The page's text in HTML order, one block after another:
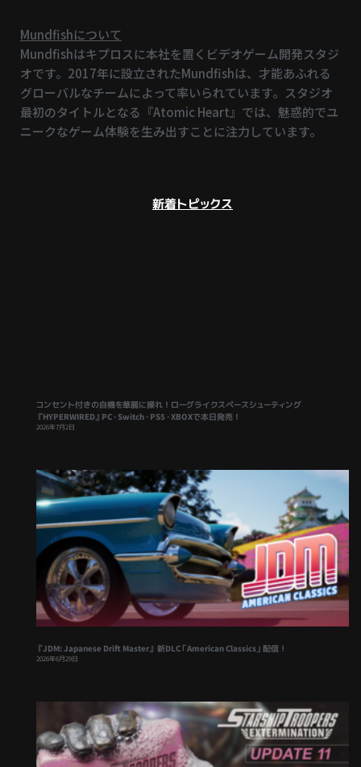
Mundfishについて
Mundfishはキプロスに本社を置くビデオゲーム開発スタジ
オです。2017年に設立されたMundfishは、才能あふれる
グローバルなチームによって率いられています。スタジオ
最初のタイトルとなる『Atomic Heart』では、魅惑的でユ
ニークなゲーム体験を生み出すことに注力しています。
新着トピックス
コンセント付きの自機を華麗に操れ！ローグライクスペースシューティング
『HYPERWIRED』PC・Switch・PS5・XBOXで本日発売！
2026年7月2日
『JDM: Japanese Drift Master』 新DLC「American Classics」配信！
2026年6月29日